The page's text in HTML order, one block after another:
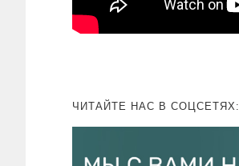
ЧИТАЙТЕ НАС В СОЦСЕТЯХ: